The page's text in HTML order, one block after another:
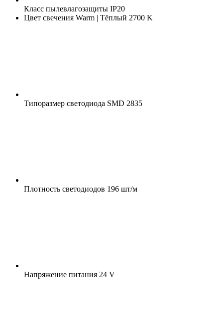
Класс пылевлагозащиты IP20
Цвет свечения Warm | Тёплый 2700 K
Типоразмер светодиода SMD 2835
Плотность светодиодов 196 шт/м
Напряжение питания 24 V